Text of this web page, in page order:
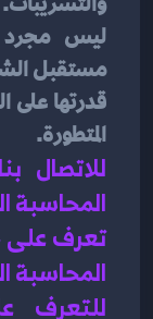
المتطورة.
المحاسبة
المحاسبة